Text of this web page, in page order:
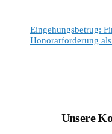
Eingehungsbetrug:
Honorarforderung
Unsere